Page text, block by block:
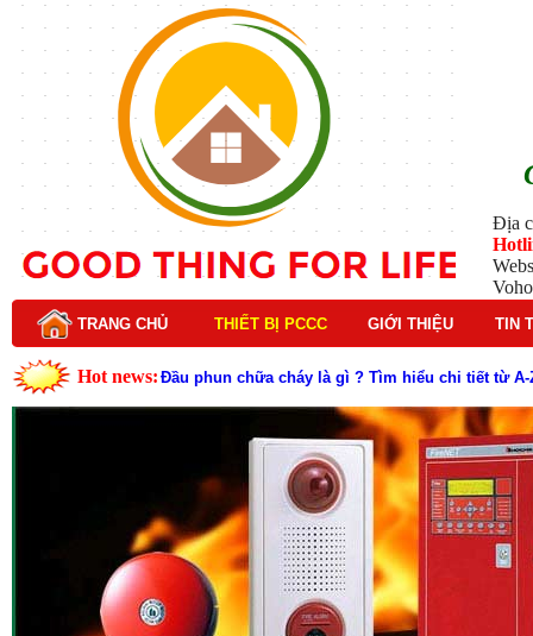
Địa
TRANG CHỦ THIẾT BỊ PCCC GIỚI THIỆU TIN
Hot news: Lý do nên chọn hệ thống báo cháy Hochiki cho
Cấu tạo và nguyên lý hoạt động của báo cháy
Tìm hiểu chi tiết về hệ thống báo cháy Horing
Các loại thang dây thoát hiểm phổ biến trên thị
Thang dây thoát hiểm có tác dụng gì trong tình
Cấu tạo đầu phun chữa cháy trong hệ thống
Kim thu sét là gì? Cấu tạo, nguyên lý hoạt động
Đầu phun chữa cháy là gì và nguyên lý hoạt động
Đầu phun chữa cháy là gì ? Tìm hiểu chi tiết từ A-